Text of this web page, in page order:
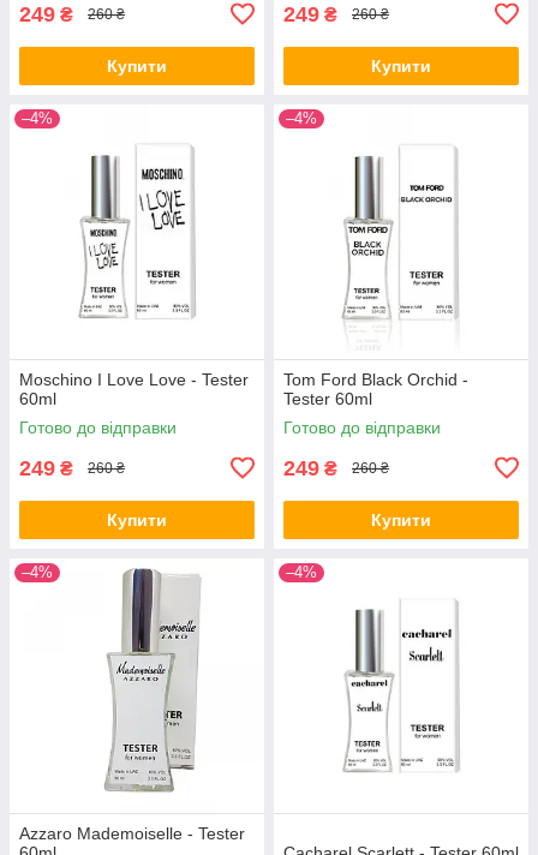
249 ₴ 260 ₴
Купити
249 ₴ 260 ₴
Купити
–4%
Moschino I Love Love - Tester
60ml
Готово до відправки
249 ₴ 260 ₴
Купити
–4%
Tom Ford Black Orchid -
Tester 60ml
Готово до відправки
249 ₴ 260 ₴
Купити
–4%
Azzaro Mademoiselle - Tester
–4%